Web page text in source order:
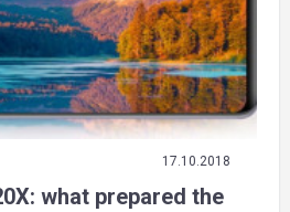
17.10.2018
what prepared the